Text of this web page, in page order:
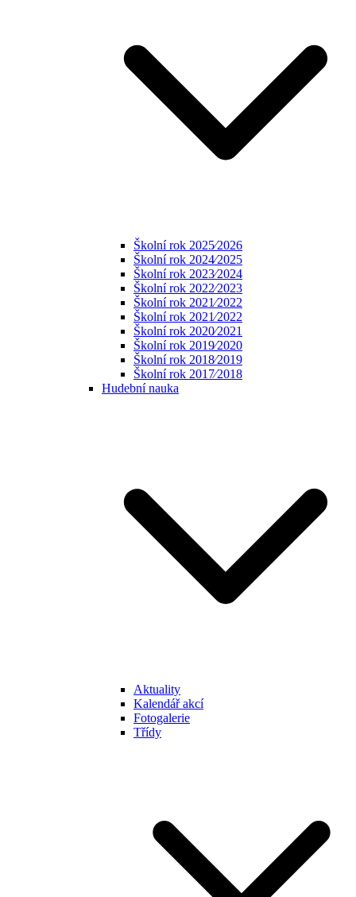
Školní rok 2025⁄2026
Školní rok 2024⁄2025
Školní rok 2023⁄2024
Školní rok 2022⁄2023
Školní rok 2021⁄2022
Školní rok 2021⁄2022
Školní rok 2020⁄2021
Školní rok 2019⁄2020
Školní rok 2018⁄2019
Školní rok 2017⁄2018
Hudební nauka
Aktuality
Kalendář akcí
Fotogalerie
Třídy